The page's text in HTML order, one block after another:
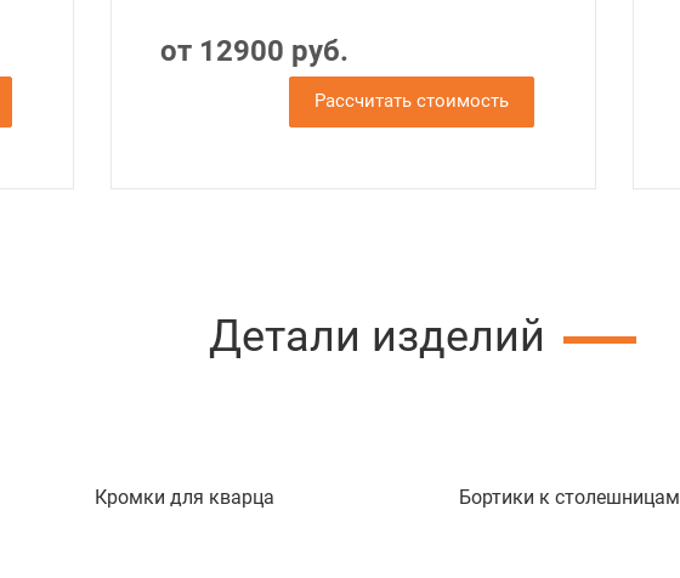
от 12900 руб.
Рассчитать стоимость
Детали изделий
Кромки для кварца Бортики к столешницам